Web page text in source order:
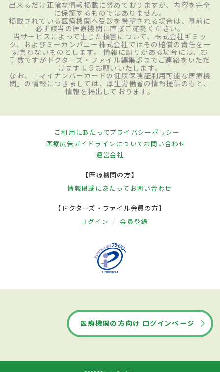
出来るだけ正確な情報掲載に努めておりますが、内容を完全
に保証するものではありません。
掲載されている医療機関へ受診を希望される場合は、事前に
必ず該当の医療機関に直接ご確認ください。
当サービスによって生じた損害について、株式会社ギミッ
ク、およびミーカンパニー株式会社ではその賠償の責任を一
切負わないものとします。 情報に誤りがある場合には、お
手数ですがドクターズ・ファイル編集部までご連絡をいただ
けますようお願いいたします。
なお、「マイナンバーカードの健康保険証利用可能な医療機
関」の情報につきましては、厚生労働省の情報提供のもと、
情報を掲出しております。
ご利用にあたってプライバシーポリシー
医療広告ガイドラインについてお問い合わせ
運営会社
【医療機関の方】
情報掲載にあたって お問い合わせ
【ドクターズ・ファイル会員の方】
ログイン 会員登録
医療機関の方向け ログインページ